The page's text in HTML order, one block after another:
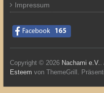
Impressum
Facebook 165
Copyright © 2026 Nachami e.V.
Esteem von ThemeGrill.